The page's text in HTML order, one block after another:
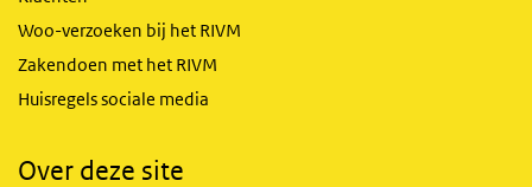
Woo-verzoeken bij het RIVM
Zakendoen met het RIVM
Huisregels sociale media
Over deze site